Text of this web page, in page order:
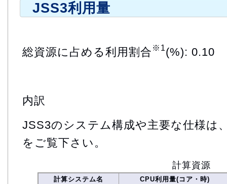
JSS3利用量
総資源に占める利用割合 ※1(%): 0.10
内訳
JSS3のシステム構成や主要な仕様は
をご覧下さい。
計算資源
計算システム名
CPU利用量(コア・時)